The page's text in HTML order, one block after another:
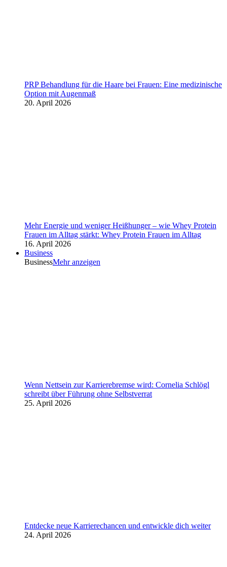
PRP Behandlung für die Haare bei Frauen: Eine medizinische
Option mit Augenmaß
20. April 2026
Mehr Energie und weniger Heißhunger – wie Whey Protein
Frauen im Alltag stärkt: Whey Protein Frauen im Alltag
16. April 2026
Business
BusinessMehr anzeigen
Wenn Nettsein zur Karrierebremse wird: Cornelia Schlögl
schreibt über Führung ohne Selbstverrat
25. April 2026
Entdecke neue Karrierechancen und entwickle dich weiter
24. April 2026